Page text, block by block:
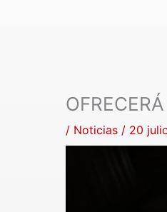
/ Noticias / 20